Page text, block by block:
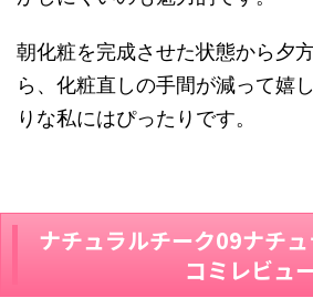
朝化粧を完成させた状態から夕
ら、化粧直しの手間が減って嬉
りな私にはぴったりです。
ナチュラルチーク09ナチ
コミレビュ